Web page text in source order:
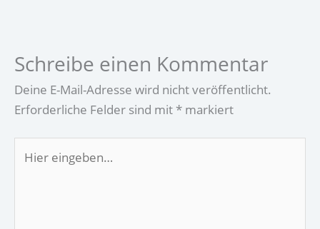
Schreibe einen Kommentar
Deine E-Mail-Adresse wird nicht veröffentlicht.
Erforderliche Felder sind mit * markiert
eingeben…